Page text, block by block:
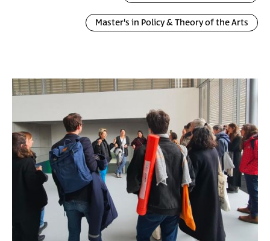
Master's in Policy & Theory of the Arts